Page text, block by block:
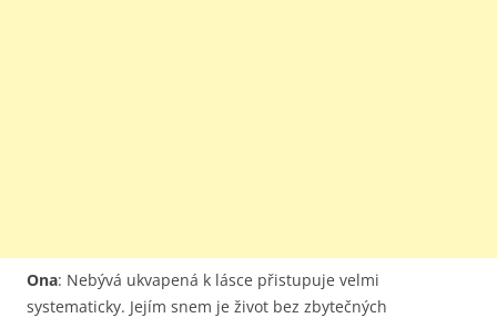
Ona: Nebývá ukvapená k lásce přistupuje velmi
systematicky. Jejím snem je život bez zbytečných